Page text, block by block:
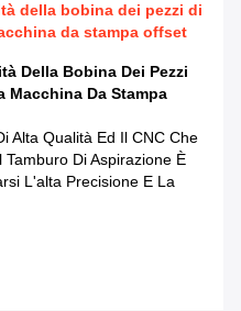
della bobina dei pezzi di
da stampa offset
Della Bobina Dei Pezzi
Macchina Da Stampa
Alta Qualità Ed Il CNC Che
Di Aspirazione È
L'alta Precisione E La